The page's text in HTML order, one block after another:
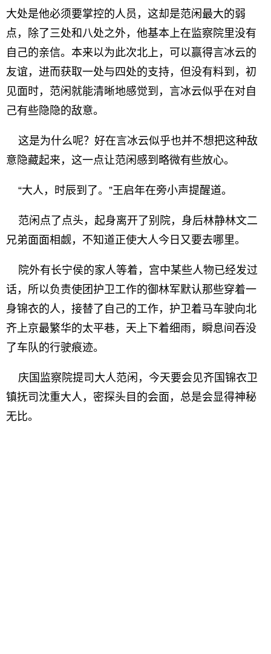
大处是他必须要掌控的人员，这却是范闲最大的弱
点，除了三处和八处之外，他基本上在监察院里没有
自己的亲信。本来以为此次北上，可以赢得言冰云的
友谊，进而获取一处与四处的支持，但没有料到，初
见面时，范闲就能清晰地感觉到，言冰云似乎在对自
己有些隐隐的敌意。
这是为什么呢？好在言冰云似乎也并不想把这种敌
意隐藏起来，这一点让范闲感到略微有些放心。
“大人，时辰到了。”王启年在旁小声提醒道。
范闲点了点头，起身离开了别院，身后林静林文二
兄弟面面相觑，不知道正使大人今日又要去哪里。
院外有长宁侯的家人等着，宫中某些人物已经发过
话，所以负责使团护卫工作的御林军默认那些穿着一
身锦衣的人，接替了自己的工作，护卫着马车驶向北
齐上京最繁华的太平巷，天上下着细雨，瞬息间吞没
了车队的行驶痕迹。
庆国监察院提司大人范闲，今天要会见齐国锦衣卫
镇抚司沈重大人，密探头目的会面，总是会显得神秘
无比。